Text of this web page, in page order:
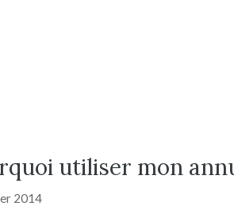
utiliser mon
2014